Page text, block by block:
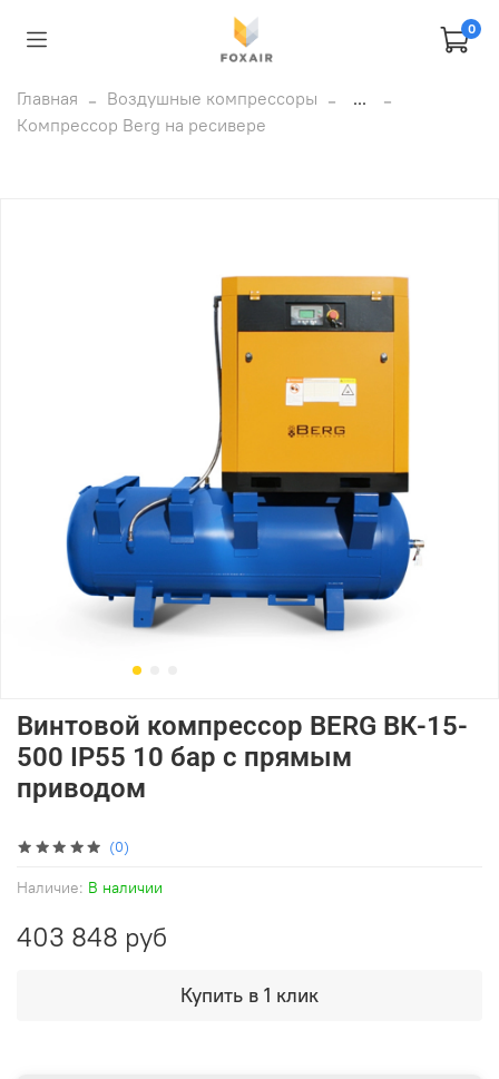
0
Главная Воздушные компрессоры
...
Компрессор Berg на ресивере
(0)
Наличие: В наличии
Винтовой компрессор BERG ВК-15-
500 IP55 10 бар с прямым
приводом
403 848 руб
Купить в 1 клик